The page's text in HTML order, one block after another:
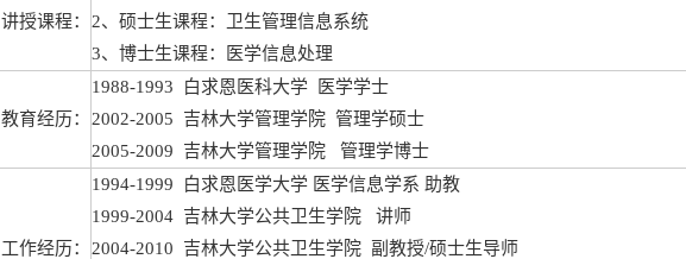
讲授课程：
2、硕士生课程：卫生管理信息系统
3、博士生课程：医学信息处理
教育经历：
1988-1993 白求恩医科大学 医学学士
2002-2005 吉林大学管理学院 管理学硕士
2005-2009 吉林大学管理学院 管理学博士
工作经历：
1994-1999 白求恩医学大学 医学信息学系 助教
1999-2004 吉林大学公共卫生学院 讲师
2004-2010 吉林大学公共卫生学院 副教授/硕士生导师